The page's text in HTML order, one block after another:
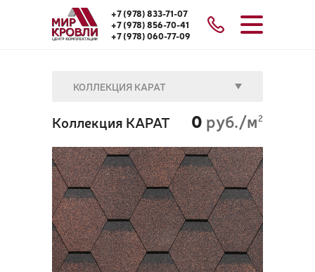
+7 (978) 833-71-07
+7 (978) 856-70-41
+7 (978) 060-77-09
КОЛЛЕКЦИЯ КАРАТ
Коллекция КАРАТ 0 руб./м2